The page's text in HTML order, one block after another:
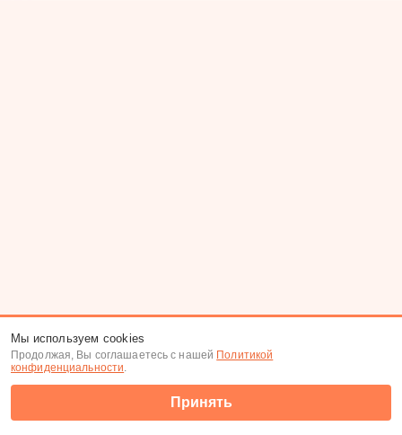
Мы используем cookies
Продолжая, Вы соглашаетесь с нашей Политикой
конфиденциальности.
Принять